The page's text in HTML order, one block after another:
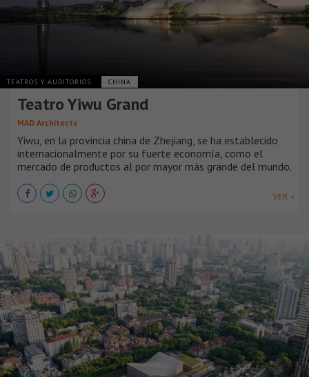
TEATROS Y AUDITORIOS CHINA
Teatro Yiwu Grand
MAD Architects
Yiwu, en la provincia china de Zhejiang, se ha establecido
internacionalmente por su fuerte economía, como el
mercado de productos al por mayor más grande del mundo.
VER +